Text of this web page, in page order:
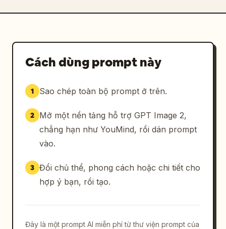
Cách dùng prompt này
1 Sao chép toàn bộ prompt ở trên.
2
Mở một nền tảng hỗ trợ GPT Image 2,
chẳng hạn như YouMind, rồi dán prompt
vào.
3 Đổi chủ thể, phong cách hoặc chi tiết cho
hợp ý bạn, rồi tạo.
Đây là một prompt AI miễn phí từ thư viện prompt của